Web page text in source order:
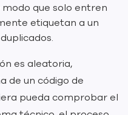
que solo entren
etiquetan a un
es aleatoria,
de un código de
pueda comprobar el